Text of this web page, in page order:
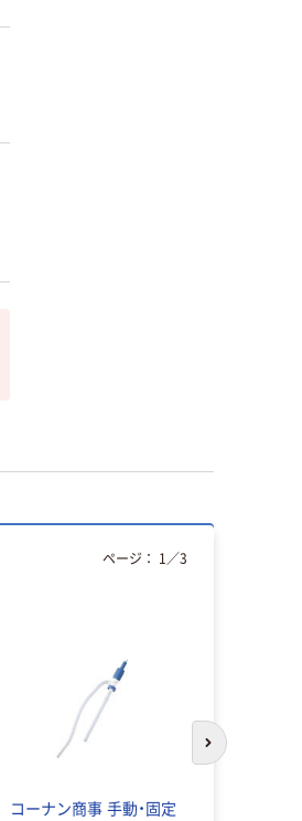
コーナン商事 手動・固定
ページ： 1 ／3
次のスライド